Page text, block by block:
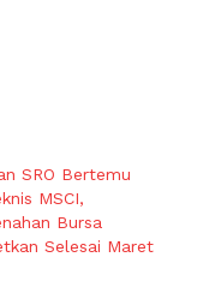
SRO Bertemu
MSCI,
Bursa
Selesai Maret